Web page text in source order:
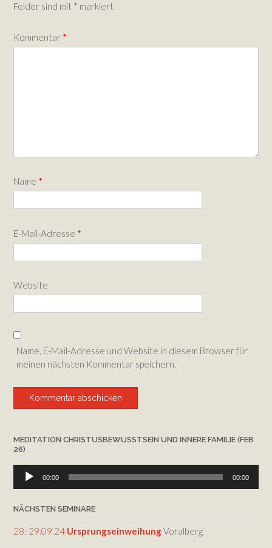
Felder sind mit * markiert
Kommentar *
Name *
E-Mail-Adresse *
Website
Name, E-Mail-Adresse und Website in diesem Browser für
meinen nächsten Kommentar speichern.
MEDITATION CHRISTUSBEWUSSTSEIN UND INNERE FAMILIE (FEB
26)
Audio-
Player
00:00 00:00
NÄCHSTEN SEMINARE
28.-29.09.24 UrsprungseinweihungVoralberg